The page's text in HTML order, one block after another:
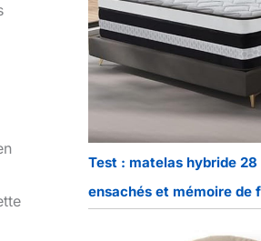
Test : matelas hybride
ensachés et mémoire de